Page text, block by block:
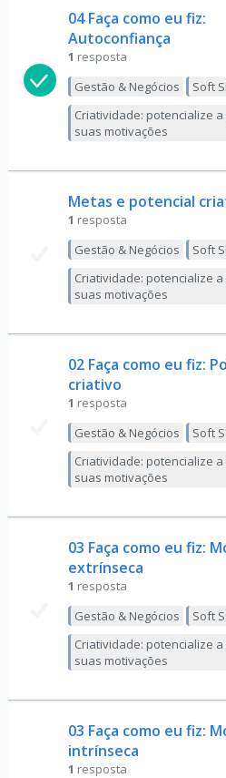
04 Faça como eu fiz:
Autoconfiança
1 resposta
Gestão & Negócios
Soft
Criatividade: potencialize
suas motivações
Metas e potencial
1 resposta
Gestão & Negócios
Soft
Criatividade: potencialize
suas motivações
02 Faça como eu fiz:
criativo
1 resposta
Gestão & Negócios
Soft
Criatividade: potencialize
suas motivações
03 Faça como eu fiz:
extrínseca
1 resposta
Gestão & Negócios
Soft
Criatividade: potencialize
suas motivações
03 Faça como eu fiz:
intrínseca
1 resposta